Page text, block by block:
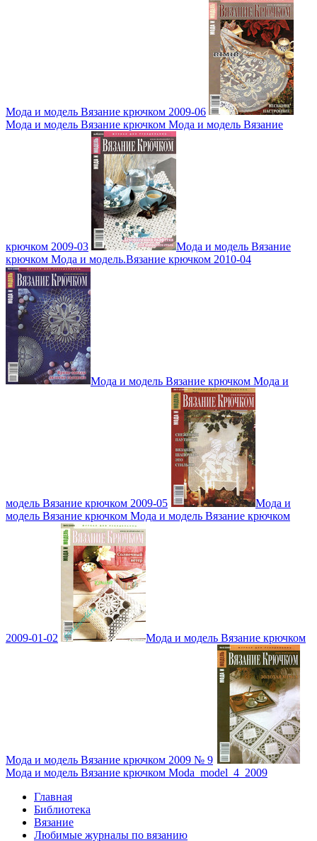
Мода и модель Вязание крючком 2009-06
Мода и модель Вязание крючком Мода и модель Вязание
крючком 2009-03
Мода и модель Вязание
крючком Мода и модель.Вязание крючком 2010-04
Мода и модель Вязание крючком Мода и
модель Вязание крючком 2009-05
Мода и
модель Вязание крючком Мода и модель Вязание крючком
2009-01-02 Мода и модель Вязание крючком
Мода и модель Вязание крючком 2009 № 9
Мода и модель Вязание крючком Moda_model_4_2009
Главная
Библиотека
Вязание
Любимые журналы по вязанию